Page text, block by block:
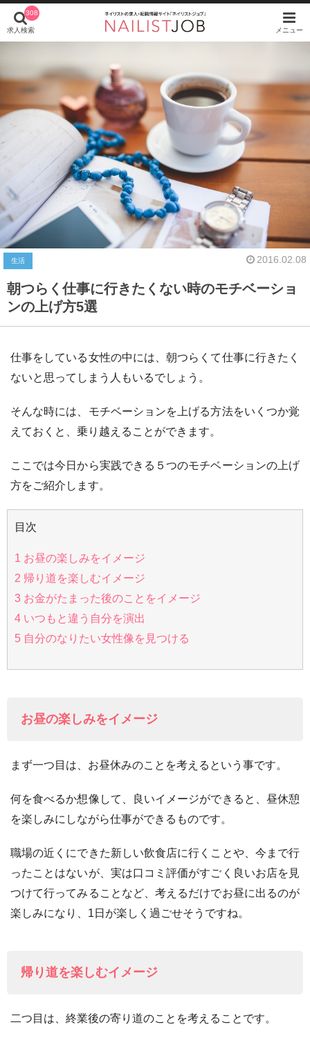
308
求人検索 メニュー
生活 2016.02.08
朝つらく仕事に行きたくない時のモチベーショ
ンの上げ方5選
仕事をしている女性の中には、朝つらくて仕事に行きたく
ないと思ってしまう人もいるでしょう。
そんな時には、モチベーションを上げる方法をいくつか覚
えておくと、乗り越えることができます。
ここでは今日から実践できる５つのモチベーションの上げ
方をご紹介します。
目次
1 お昼の楽しみをイメージ
2 帰り道を楽しむイメージ
3 お金がたまった後のことをイメージ
4 いつもと違う自分を演出
5 自分のなりたい女性像を見つける
お昼の楽しみをイメージ
まず一つ目は、お昼休みのことを考えるという事です。
何を食べるか想像して、良いイメージができると、昼休憩
を楽しみにしながら仕事ができるものです。
職場の近くにできた新しい飲食店に行くことや、今まで行
ったことはないが、実は口コミ評価がすごく良いお店を見
つけて行ってみることなど、考えるだけでお昼に出るのが
楽しみになり、1日が楽しく過ごせそうですね。
帰り道を楽しむイメージ
二つ目は、終業後の寄り道のことを考えることです。